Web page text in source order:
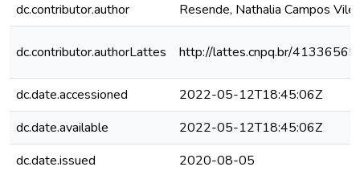
dc.contributor.author
Resende, Nathalia Campos
dc.contributor.authorLattes http://lattes.cnpq.br/
dc.date.accessioned
2022-05-12T18:45:06Z
dc.date.available
2022-05-12T18:45:06Z
dc.date.issued
2020-08-05